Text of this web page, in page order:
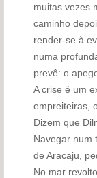
muitas vezes
caminho
render-se à
numa
prevê: o
A crise é um
empreiteiras,
Dizem que
Navegar num
de Aracaju,
No mar